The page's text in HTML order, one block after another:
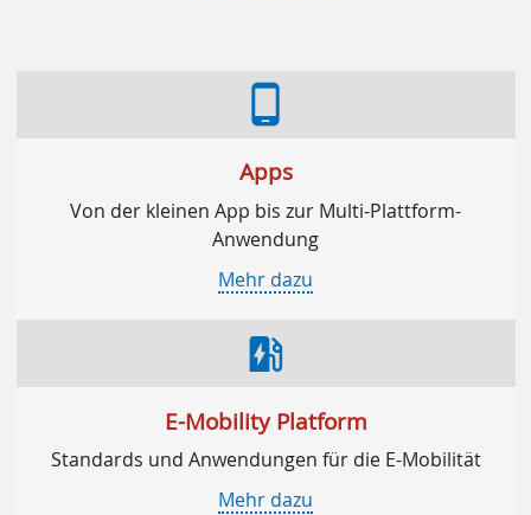
phone_android
Apps
Von der kleinen App bis zur Multi-Plattform-
Anwendung
Mehr dazu
ev_station
E-Mobility Platform
Standards und Anwendungen für die E-Mobilität
Mehr dazu